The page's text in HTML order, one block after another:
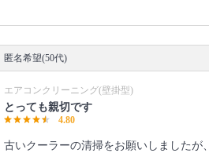
匿名希望(50代)
エアコンクリーニング(壁掛型)
とっても親切です
4.80
古いクーラーの清掃をお願いしましたが